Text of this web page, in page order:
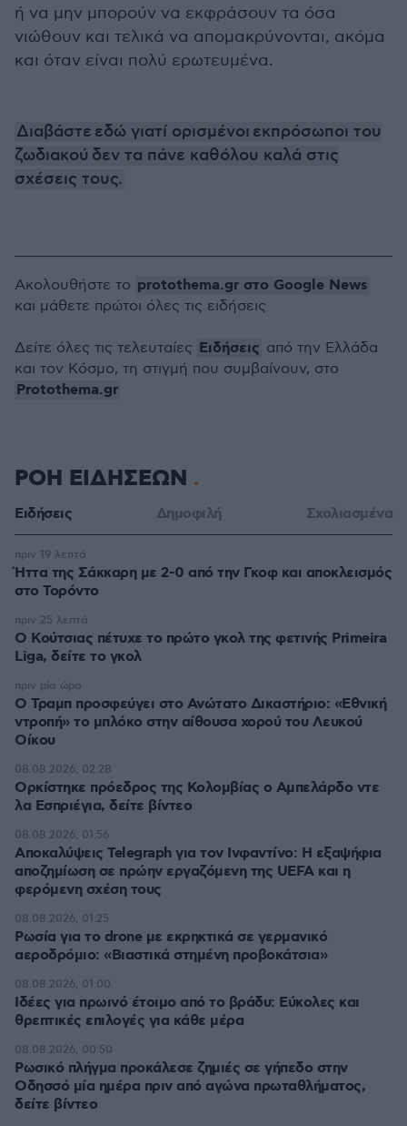
ή να μην μπορούν να εκφράσουν τα όσα
νιώθουν και τελικά να απομακρύνονται, ακόμα
και όταν είναι πολύ ερωτευμένα.
Διαβάστε εδώ γιατί ορισμένοι εκπρόσωποι του
ζωδιακού δεν τα πάνε καθόλου καλά στις
σχέσεις τους.
Ακολουθήστε το protothema.gr στο Google News
και μάθετε πρώτοι όλες τις ειδήσεις
Δείτε όλες τις τελευταίες Ειδήσεις από την Ελλάδα
και τον Κόσμο, τη στιγμή που συμβαίνουν, στο
Protothema.gr
ΡΟΗ ΕΙΔΗΣΕΩΝ
Ειδήσεις Δημοφιλή Σχολιασμένα
Ήττα της Σάκκαρη με 2-0 από την Γκοφ και αποκλεισμός
στο Τορόντο
πριν 19 λεπτά
Ο Κούτσιας πέτυχε το πρώτο γκολ της φετινής Primeira
Liga, δείτε το γκολ
πριν 25 λεπτά
Ο Τραμπ προσφεύγει στο Ανώτατο Δικαστήριο: «Εθνική
ντροπή» το μπλόκο στην αίθουσα χορού του Λευκού
Οίκου
πριν μία ώρα
Ορκίστηκε πρόεδρος της Κολομβίας ο Αμπελάρδο ντε
λα Εσπριέγια, δείτε βίντεο
08.08.2026, 02:28
Αποκαλύψεις Telegraph για τον Ινφαντίνο: Η εξαψήφια
αποζημίωση σε πρώην εργαζόμενη της UEFA και η
φερόμενη σχέση τους
08.08.2026, 01:56
Ρωσία για το drone με εκρηκτικά σε γερμανικό
αεροδρόμιο: «Βιαστικά στημένη προβοκάτσια»
08.08.2026, 01:25
Ιδέες για πρωινό έτοιμο από το βράδυ: Εύκολες και
θρεπτικές επιλογές για κάθε μέρα
08.08.2026, 01:00
Ρωσικό πλήγμα προκάλεσε ζημιές σε γήπεδο στην
Οδησσό μία ημέρα πριν από αγώνα πρωταθλήματος,
δείτε βίντεο
08.08.2026, 00:50